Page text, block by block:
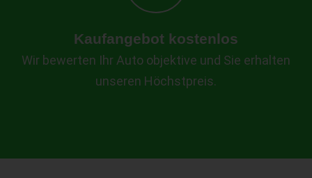
Kaufangebot kostenlos
Wir bewerten Ihr Auto objektive und Sie erhalten
unseren Höchstpreis.